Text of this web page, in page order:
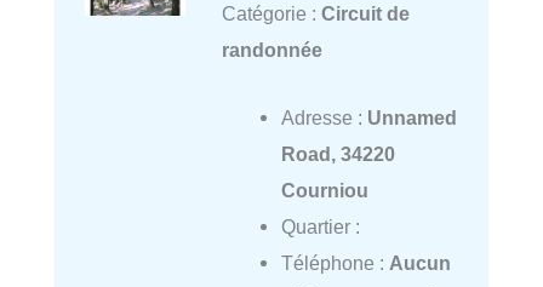
Catégorie : Circuit de
randonnée
Adresse : Unnamed
Road, 34220
Courniou
Quartier :
Téléphone : Aucun